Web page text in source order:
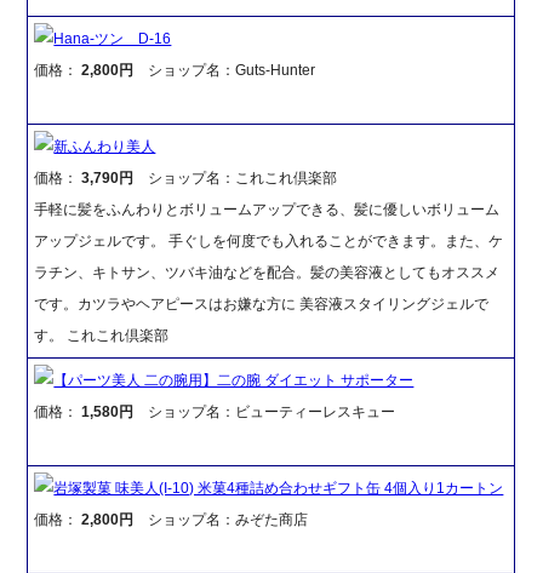
Hana-ツン D-16
価格：2,800円 ショップ名：Guts-Hunter
新ふんわり美人
価格：3,790円
ショップ名：これこれ倶楽部
手軽に髪をふんわりとボリュームアップできる、髪に優しいボリューム
アップジェルです。 手ぐしを何度でも入れることができます。また、ケ
ラチン、キトサン、ツバキ油などを配合。髪の美容液としてもオススメ
です。カツラやヘアピースはお嫌な方に 美容液スタイリングジェルで
す。 これこれ倶楽部
【パーツ美人 二の腕用】二の腕 ダイエット サポーター
価格：1,580円 ショップ名：ビューティーレスキュー
岩塚製菓 味美人(I-10) 米菓4種詰め合わせギフト缶 4個入り1カートン
価格：2,800円 ショップ名：みぞた商店